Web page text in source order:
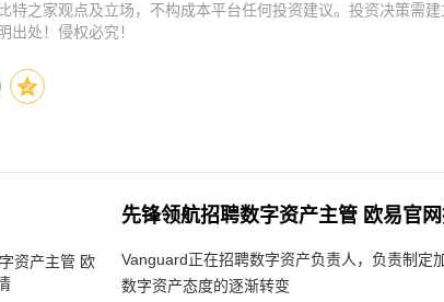
特之家观点及立场，不构成本平台任何投资建议。投资决策需
出处！侵权必究！
先锋领航招聘数字资产主管 欧易官
Vanguard正在招聘数字资产负责人，负责制定
数字资产态度的逐渐转变